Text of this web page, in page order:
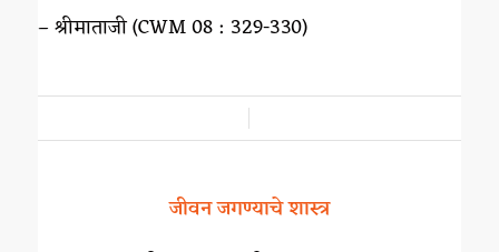
– श्रीमाताजी (CWM 08 : 329-330)
जीवन जगण्याचे शास्त्र